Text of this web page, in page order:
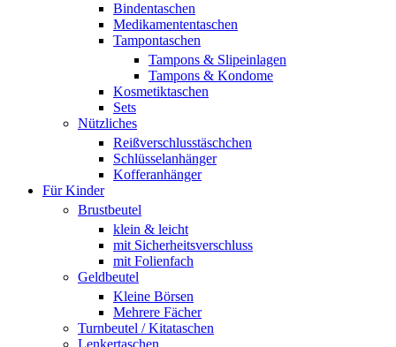
Bindentaschen
Medikamententaschen
Tampontaschen
Tampons & Slipeinlagen
Tampons & Kondome
Kosmetiktaschen
Sets
Nützliches
Reißverschlusstäschchen
Schlüsselanhänger
Kofferanhänger
Für Kinder
Brustbeutel
klein & leicht
mit Sicherheitsverschluss
mit Folienfach
Geldbeutel
Kleine Börsen
Mehrere Fächer
Turnbeutel / Kitataschen
Lenkertaschen